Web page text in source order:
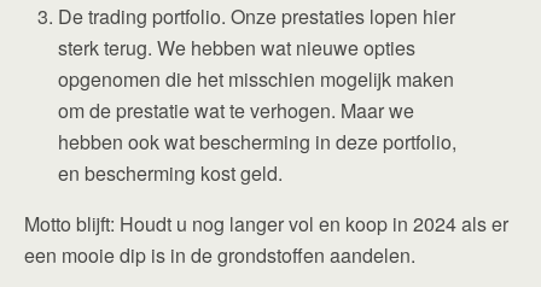
De trading portfolio. Onze prestaties lopen hier
sterk terug. We hebben wat nieuwe opties
opgenomen die het misschien mogelijk maken
om de prestatie wat te verhogen. Maar we
hebben ook wat bescherming in deze portfolio,
en bescherming kost geld.
Motto blijft: Houdt u nog langer vol en koop in 2024 als er
een mooie dip is in de grondstoffen aandelen.